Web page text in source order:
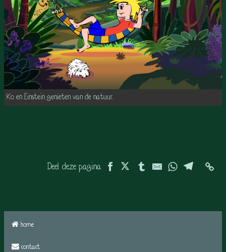
Ko en Einstein genieten van de natuur.
Deel deze pagina
home
contact